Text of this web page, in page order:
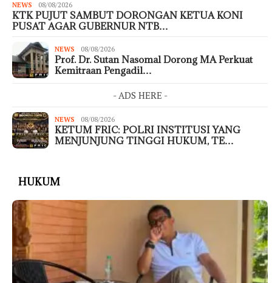
NEWS 08/08/2026
KTK PUJUT SAMBUT DORONGAN KETUA KONI
PUSAT AGAR GUBERNUR NTB…
NEWS 08/08/2026
Prof. Dr. Sutan Nasomal Dorong MA Perkuat
Kemitraan Pengadil…
- ADS HERE -
NEWS 08/08/2026
KETUM FRIC: POLRI INSTITUSI YANG
MENJUNJUNG TINGGI HUKUM, TE…
HUKUM